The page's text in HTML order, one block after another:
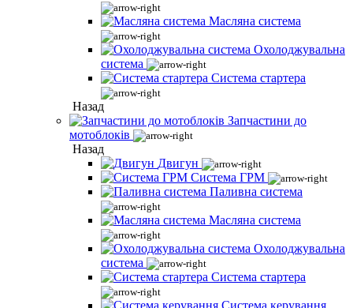
Масляна система
Охолоджувальна
система
Система стартера
Назад
Запчастини до
мотоблоків
Назад
Двигун
Система ГРМ
Паливна система
Масляна система
Охолоджувальна
система
Система стартера
Система керування